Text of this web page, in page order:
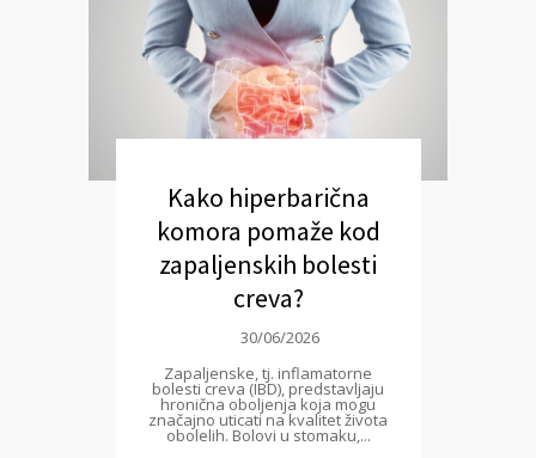
Kako hiperbarična
komora pomaže kod
zapaljenskih bolesti
creva?
30/06/2026
Zapaljenske, tj. inflamatorne
bolesti creva (IBD), predstavljaju
hronična oboljenja koja mogu
značajno uticati na kvalitet života
obolelih. Bolovi u stomaku,...